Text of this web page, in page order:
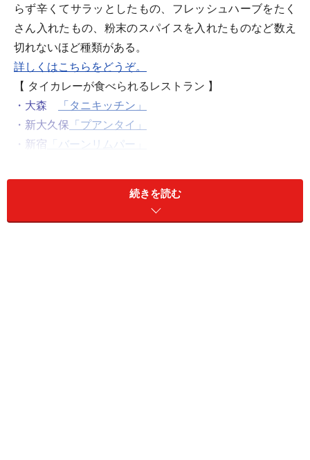
らず辛くてサラッとしたもの、フレッシュハーブをたく
さん入れたもの、粉末のスパイスを入れたものなど数え
切れないほど種類がある。
詳しくはこちらをどうぞ。
【 タイカレーが食べられるレストラン 】
・大森
「タニキッチン」
・新大久保 「プアンタイ」
・新宿 「バーンリムパー」
■ベトナム
ベトナムのカレーの種類はあまり多くなく、基本的に見
た目は黄色（ターメリックで色付け）。スープのように
続きを読む